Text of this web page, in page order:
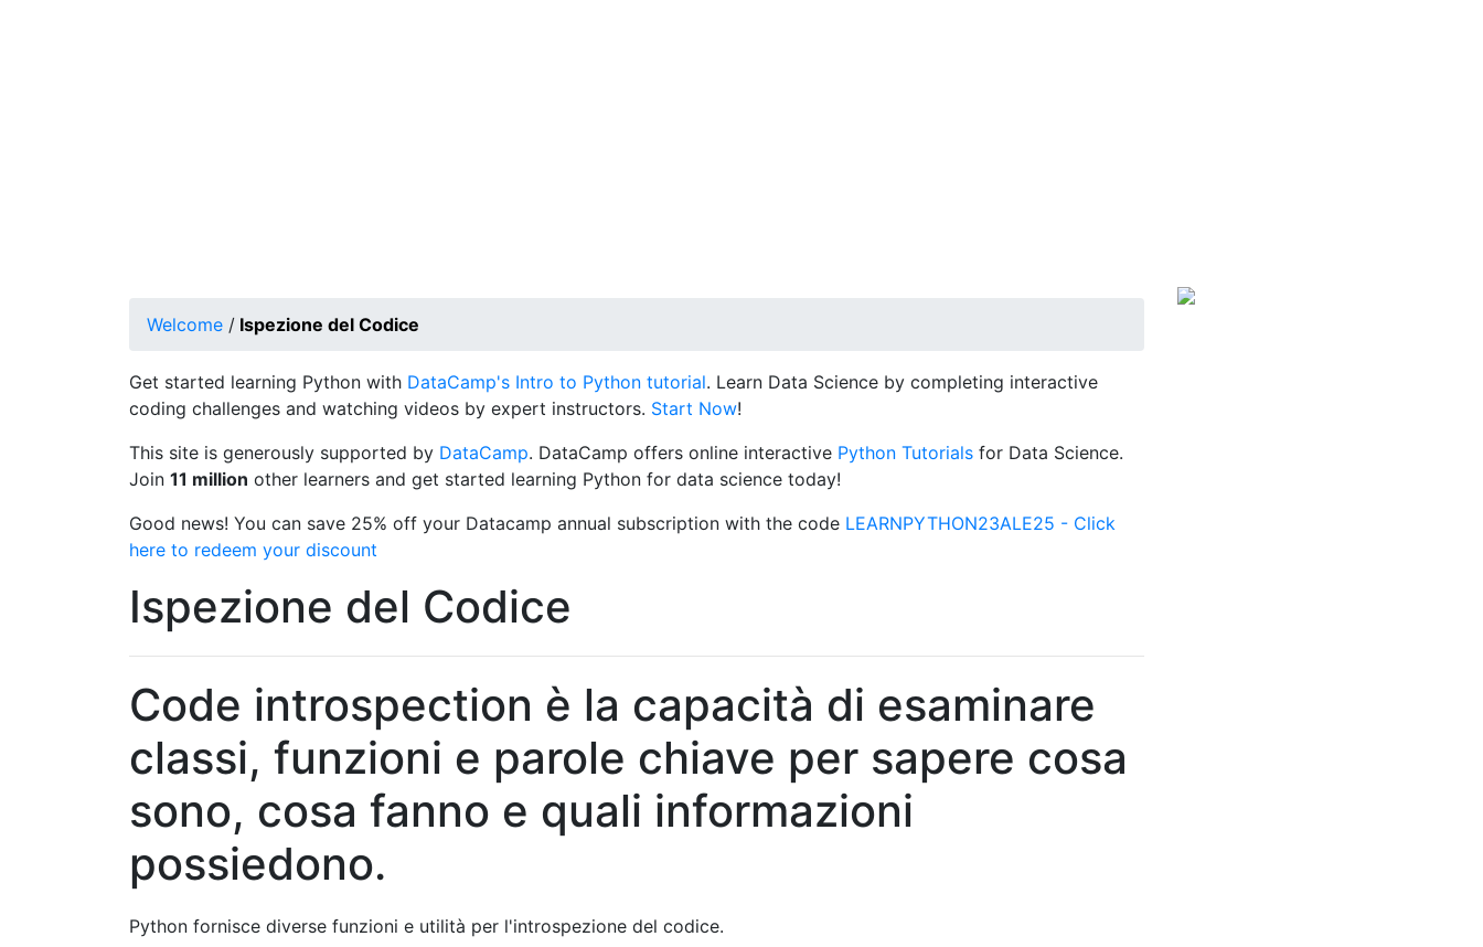
Welcome / Ispezione del Codice
Get started learning Python with DataCamp's Intro to Python tutorial. Learn Data Science by completing interactive
coding challenges and watching videos by expert instructors. Start Now!
This site is generously supported by DataCamp. DataCamp offers online interactive Python Tutorials for Data Science.
Join 11 million other learners and get started learning Python for data science today!
Good news! You can save 25% off your Datacamp annual subscription with the code LEARNPYTHON23ALE25 - Click
here to redeem your discount
Ispezione del Codice
Code introspection è la capacità di esaminare
classi, funzioni e parole chiave per sapere cosa
sono, cosa fanno e quali informazioni
possiedono.
Python fornisce diverse funzioni e utilità per l'introspezione del codice.